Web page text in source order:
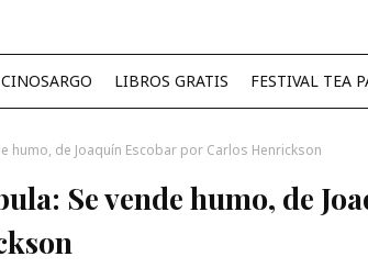
LIBROS GRATIS FESTIVAL TEA
humo, de Joaquín Escobar por Carlos Henrickson
Se vende humo, de